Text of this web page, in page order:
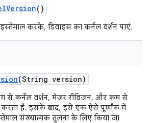
Version()
करके, डिवाइस का कर्नल वर्शन पाएं.
(String version)
से कर्नेल वर्शन, मेजर रीविज़न, और कम से
करता है. इसके बाद, इसे एक ऐसे पूर्णांक में
संख्यात्मक तुलना के लिए किया जा